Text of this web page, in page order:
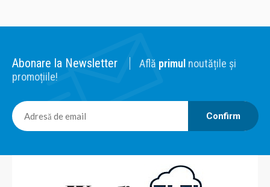
Abonare la Newsletter Află primul noutățile și
promoțiile!
Confirm